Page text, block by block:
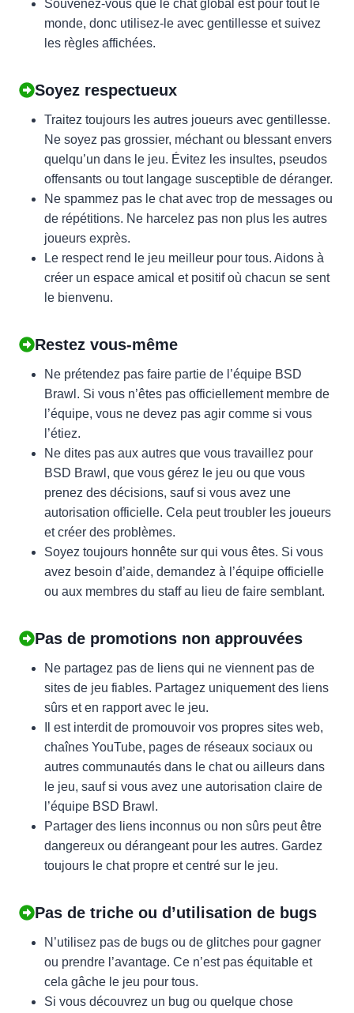
Souvenez-vous que le chat global est pour tout le
monde, donc utilisez-le avec gentillesse et suivez
les règles affichées.
Soyez respectueux
Traitez toujours les autres joueurs avec gentillesse.
Ne soyez pas grossier, méchant ou blessant envers
quelqu’un dans le jeu. Évitez les insultes, pseudos
offensants ou tout langage susceptible de déranger.
Ne spammez pas le chat avec trop de messages ou
de répétitions. Ne harcelez pas non plus les autres
joueurs exprès.
Le respect rend le jeu meilleur pour tous. Aidons à
créer un espace amical et positif où chacun se sent
le bienvenu.
Restez vous-même
Ne prétendez pas faire partie de l’équipe BSD
Brawl. Si vous n’êtes pas officiellement membre de
l’équipe, vous ne devez pas agir comme si vous
l’étiez.
Ne dites pas aux autres que vous travaillez pour
BSD Brawl, que vous gérez le jeu ou que vous
prenez des décisions, sauf si vous avez une
autorisation officielle. Cela peut troubler les joueurs
et créer des problèmes.
Soyez toujours honnête sur qui vous êtes. Si vous
avez besoin d’aide, demandez à l’équipe officielle
ou aux membres du staff au lieu de faire semblant.
Pas de promotions non approuvées
Ne partagez pas de liens qui ne viennent pas de
sites de jeu fiables. Partagez uniquement des liens
sûrs et en rapport avec le jeu.
Il est interdit de promouvoir vos propres sites web,
chaînes YouTube, pages de réseaux sociaux ou
autres communautés dans le chat ou ailleurs dans
le jeu, sauf si vous avez une autorisation claire de
l’équipe BSD Brawl.
Partager des liens inconnus ou non sûrs peut être
dangereux ou dérangeant pour les autres. Gardez
toujours le chat propre et centré sur le jeu.
Pas de triche ou d’utilisation de bugs
N’utilisez pas de bugs ou de glitches pour gagner
ou prendre l’avantage. Ce n’est pas équitable et
cela gâche le jeu pour tous.
Si vous découvrez un bug ou quelque chose